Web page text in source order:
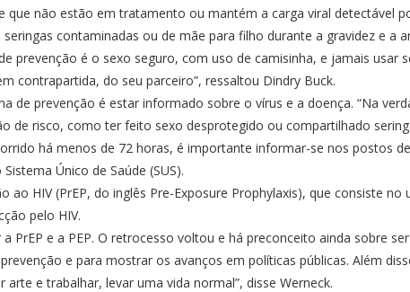
que não estão em tratamento ou mantém a carga viral detectável
contaminadas ou de mãe para filho durante a gravidez e a
prevenção é o sexo seguro, com uso de camisinha, e jamais usar
contrapartida, do seu parceiro”, ressaltou Dindry Buck.
de prevenção é estar informado sobre o vírus e a doença. “Na
de risco, como ter feito sexo desprotegido ou compartilhado
há menos de 72 horas, é importante informar-se nos postos
Único de Saúde (SUS).
ao HIV (PrEP, do inglês Pre-Exposure Prophylaxis), que consiste
pelo HIV.
PrEP e a PEP. O retrocesso voltou e há preconceito ainda sobre
e para mostrar os avanços em políticas públicas. Além
e trabalhar, levar uma vida normal”, disse Werneck.